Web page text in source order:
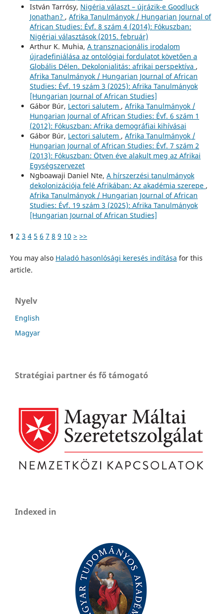
István Tarrósy, Nigéria választ – újrázik-e Goodluck
Jonathan? , Afrika Tanulmányok / Hungarian Journal of
African Studies: Évf. 8 szám 4 (2014): Fókuszban:
Nigériai választások (2015. február)
Arthur K. Muhia, A transznacionális irodalom
újradefiniálása az ontológiai fordulatot követően a
Globális Délen. Dekolonialitás: afrikai perspektíva ,
Afrika Tanulmányok / Hungarian Journal of African
Studies: Évf. 19 szám 3 (2025): Afrika Tanulmányok
[Hungarian Journal of African Studies]
Gábor Búr, Lectori salutem , Afrika Tanulmányok /
Hungarian Journal of African Studies: Évf. 6 szám 1
(2012): Fókuszban: Afrika demográfiai kihívásai
Gábor Búr, Lectori salutem , Afrika Tanulmányok /
Hungarian Journal of African Studies: Évf. 7 szám 2
(2013): Fókuszban: Ötven éve alakult meg az Afrikai
Egységszervezet
Ngboawaji Daniel Nte, A hírszerzési tanulmányok
dekolonizációja felé Afrikában: Az akadémia szerepe ,
Afrika Tanulmányok / Hungarian Journal of African
Studies: Évf. 19 szám 3 (2025): Afrika Tanulmányok
[Hungarian Journal of African Studies]
1 2 3 4 5 6 7 8 9 10 > >>
You may also Haladó hasonlósági keresés indítása for this
article.
Nyelv
English
Magyar
Stratégiai partner és fő támogató
Indexed in